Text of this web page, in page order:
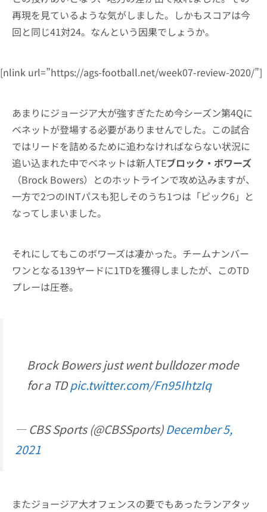
再現を見ているような気がしました。しかもスコアは今
回と同じ41対24。なんという因果でしょうか。
[nlink url=”https://ags-football.net/week07-review-2020/”]
あまりにジョージア大が強すぎたため今シーズン第4Qに
ベネットが登場する必要がありませんでした。この試合
ではリードを詰めるために追わなければならない状況に
追い込まれた中でベネットは新人TEブロック・ボワーズ
（Brock Bowers）とのホットラインで攻め込みますが、
一方で2つのINTパスも犯しそのうち1つは「ピック6」と
なってしまいました。
それにしてもこのボワーズは凄かった。チームナンバー
ワンとなる139ヤードに1TDを獲得しましたが、このTD
プレーは圧巻。
Brock Bowers just went bulldozer mode
for a TDpic.twitter.com/Fn95IhtzIq
— CBS Sports (@CBSSports)December 5,
2021
またジョージア大オフェンスの要でもあったランアタッ